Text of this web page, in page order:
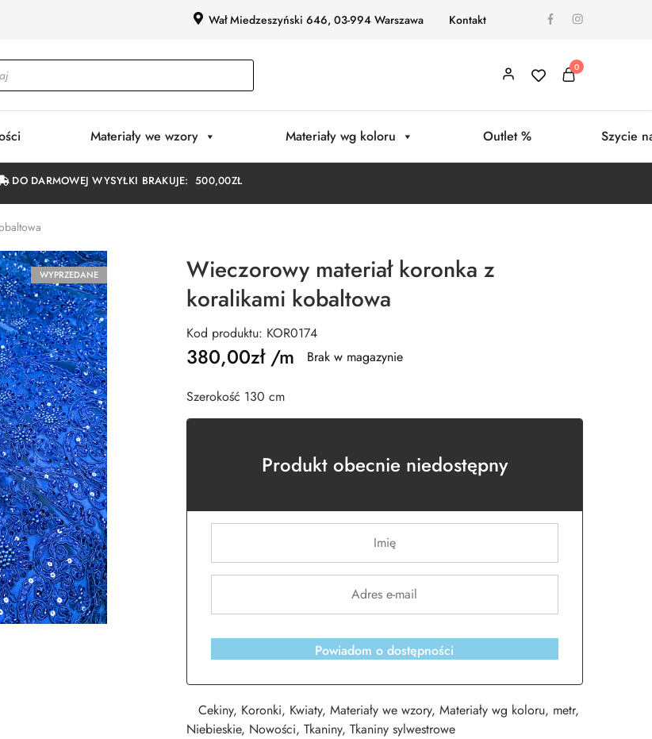
Wał Miedzeszyński 646, 03-994 Warszawa Kontakt
0
Materiały we wzory Materiały wg koloru Outlet % Szycie
DO DARMOWEJ WYSYŁKI BRAKUJE:500,00ZŁ
WYPRZEDANE
Wieczorowy materiał koronka z
koralikami kobaltowa
Kod produktu: KOR0174
380,00zł/m Brak w magazynie
Szerokość 130 cm
Produkt obecnie niedostępny
Powiadom o dostępności
Cekiny, Koronki, Kwiaty, Materiały we wzory, Materiały wg koloru, metr,
Niebieskie, Nowości, Tkaniny, Tkaniny sylwestrowe